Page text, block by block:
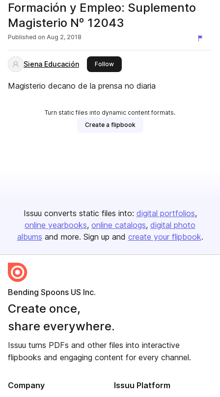
Formación y Empleo: Suplemento
Magisterio Nº 12043
Published on Aug 2, 2018
Siena Educación Followthis publisher
Magisterio decano de la prensa no diaria
Turn static files into dynamic content formats.
Create a flipbook
Issuu converts static files into: digital portfolios
online yearbooks online catalogs digital photo
albums and more. Sign up and create your flipbook.
Bending Spoons US Inc.
Create once,
share everywhere.
Issuu turns PDFs and other files into interactive
flipbooks and engaging content for every channel.
Company Issuu Platform